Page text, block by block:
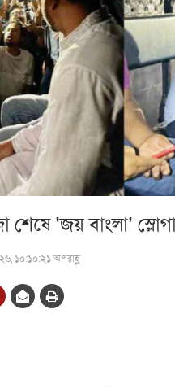
‘জয় বাংলা’
১০:১০:২১ অপরাহ্ণ